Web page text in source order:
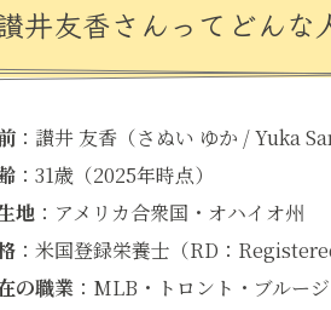
井友香さんってどんな
：讃井 友香（さぬい ゆか / Yuka
：31歳（2025年時点）
地 ：アメリカ合衆国・オハイオ州
：米国登録栄養士（RD：
の職業 ：MLB・トロント・ブル